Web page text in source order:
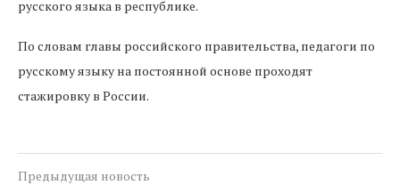
русского языка в республике.
По словам главы российского правительства, педагоги по
русскому языку на постоянной основе проходят
стажировку в России.
Предыдущая новость